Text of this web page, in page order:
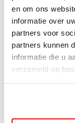
en om ons
informatie over
partners voor
partners kunnen
informatie die u
verzameld op
van DC-